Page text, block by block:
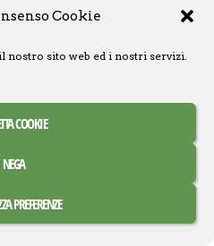
Cookie
nostro sito web ed i nostri servizi.
COOKIE
NEGA
PREFERENZE
be published. Required